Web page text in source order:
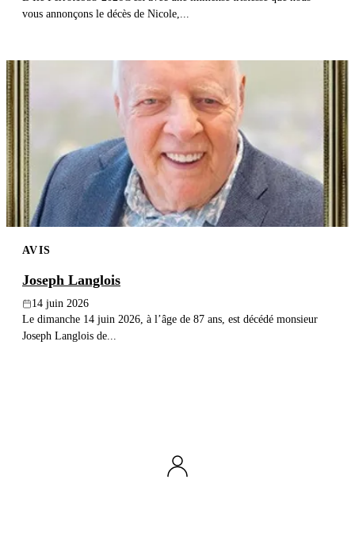
vous annonçons le décès de Nicole,...
AVIS
Joseph Langlois
14 juin 2026
Le dimanche 14 juin 2026, à l’âge de 87 ans, est décédé monsieur
Joseph Langlois de...